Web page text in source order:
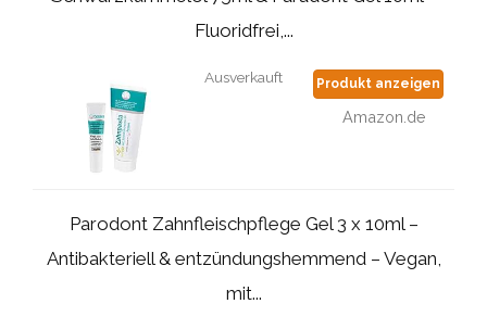
Fluoridfrei,...
Ausverkauft Produkt anzeigen
Amazon.de
Parodont Zahnfleischpflege Gel 3 x 10ml –
Antibakteriell & entzündungshemmend – Vegan,
mit...